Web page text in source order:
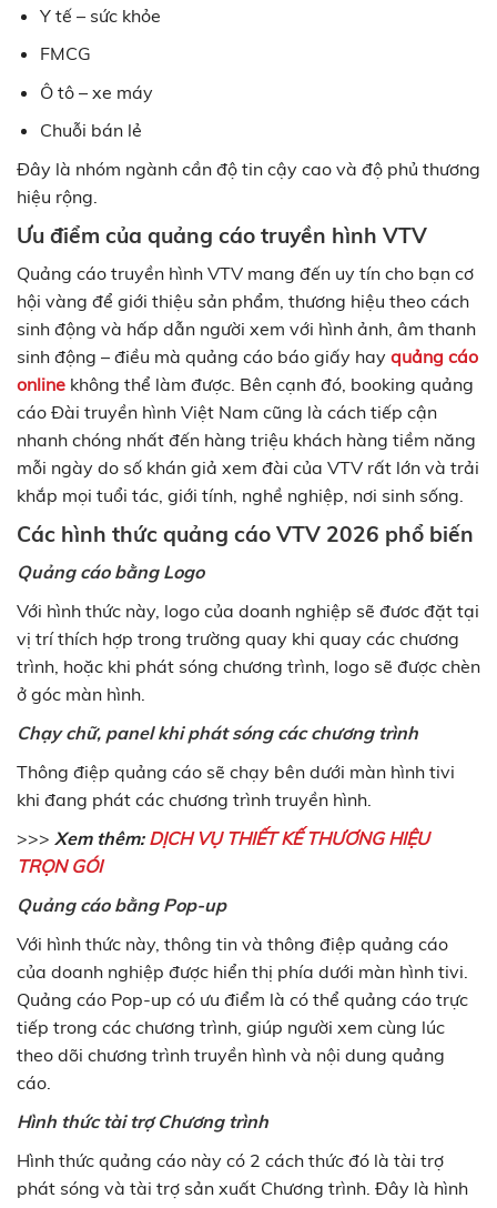
Y tế – sức khỏe
FMCG
Ô tô – xe máy
Chuỗi bán lẻ
Đây là nhóm ngành cần độ tin cậy cao và độ phủ thương
hiệu rộng.
Ưu điểm của quảng cáo truyền hình VTV
Quảng cáo truyền hình VTV mang đến uy tín cho bạn cơ
hội vàng để giới thiệu sản phẩm, thương hiệu theo cách
sinh động và hấp dẫn người xem với hình ảnh, âm thanh
sinh động – điều mà quảng cáo báo giấy hay quảng cáo
online không thể làm được. Bên cạnh đó, booking quảng
cáo Đài truyền hình Việt Nam cũng là cách tiếp cận
nhanh chóng nhất đến hàng triệu khách hàng tiềm năng
mỗi ngày do số khán giả xem đài của VTV rất lớn và trải
khắp mọi tuổi tác, giới tính, nghề nghiệp, nơi sinh sống.
Các hình thức quảng cáo VTV 2026 phổ biến
Quảng cáo bằng Logo
Với hình thức này, logo của doanh nghiệp sẽ đươc đặt tại
vị trí thích hợp trong trường quay khi quay các chương
trình, hoặc khi phát sóng chương trình, logo sẽ được chèn
ở góc màn hình.
Chạy chữ, panel khi phát sóng các chương trình
Thông điệp quảng cáo sẽ chạy bên dưới màn hình tivi
khi đang phát các chương trình truyền hình.
>>> Xem thêm: DỊCH VỤ THIẾT KẾ THƯƠNG HIỆU
TRỌN GÓI
Quảng cáo bằng Pop-up
Với hình thức này, thông tin và thông điệp quảng cáo
của doanh nghiệp được hiển thị phía dưới màn hình tivi.
Quảng cáo Pop-up có ưu điểm là có thể quảng cáo trực
tiếp trong các chương trình, giúp người xem cùng lúc
theo dõi chương trình truyền hình và nội dung quảng
cáo.
Hình thức tài trợ Chương trình
Hình thức quảng cáo này có 2 cách thức đó là tài trợ
phát sóng và tài trợ sản xuất Chương trình. Đây là hình